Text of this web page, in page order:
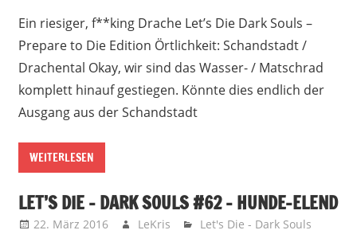
Ein riesiger, f**king Drache Let’s Die Dark Souls –
Prepare to Die Edition Örtlichkeit: Schandstadt /
Drachental Okay, wir sind das Wasser- / Matschrad
komplett hinauf gestiegen. Könnte dies endlich der
Ausgang aus der Schandstadt
WEITERLESEN
LET’S DIE – DARK SOULS #62 – HUNDE-ELEND
22. März 2016 LeKris
Let's Die - Dark Souls